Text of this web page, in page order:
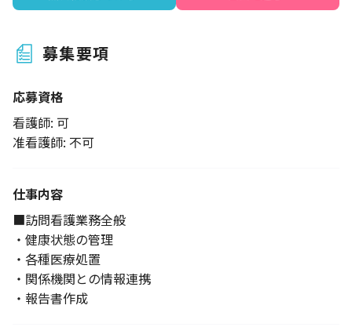
募集要項
応募資格
看護師: 可
准看護師: 不可
仕事内容
■訪問看護業務全般
・健康状態の管理
・各種医療処置
・関係機関との情報連携
・報告書作成